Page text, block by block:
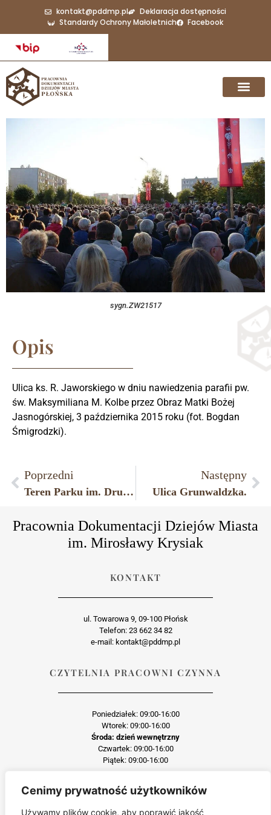
Cenimy prywatność użytkowników
Używamy plików cookie, aby poprawić jakość
kontakt@pddmp.pl
Deklaracja dostępności
Standardy Ochrony Małoletnich
Facebook
sygn.ZW21517
Opis
Ulica ks. R. Jaworskiego w dniu nawiedzenia parafii pw.
św. Maksymiliana M. Kolbe przez Obraz Matki Bożej
Jasnogórskiej, 3 października 2015 roku (fot. Bogdan
Śmigrodzki).
Poprzedni
Teren Parku im. Druha Czesława Markiewicza – Krzyż Katyński z zamieszczonymi po obu jego stronach tablicami upamiętniającymi dwudziestu ośmiu mieszkańców Płońska i powiatu płońskiego, zamordowanych w 1940 roku w Katyniu, Charkowie, Twerze i Starobielsku.
Następny
Ulica Grunwaldzka.
Pracownia Dokumentacji Dziejów Miasta
im. Mirosławy Krysiak
KONTAKT
ul. Towarowa 9, 09-100 Płońsk
Telefon: 23 662 34 82
e-mail: kontakt@pddmp.pl
CZYTELNIA PRACOWNI CZYNNA
Poniedziałek: 09:00-16:00
Wtorek: 09:00-16:00
Środa: dzień wewnętrzny
Czwartek: 09:00-16:00
Piątek: 09:00-16:00
Każda reprodukcja lub adaptacja całości bądź części materiału, niezależnie od
zastosowanej techniki reprodukcji jest surowo zabroniona